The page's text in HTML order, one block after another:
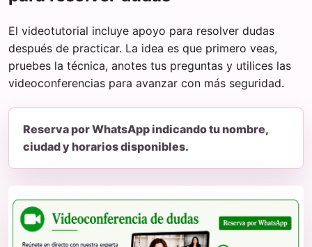
El videotutorial incluye apoyo para resolver dudas
después de practicar. La idea es que primero veas,
pruebes la técnica, anotes tus preguntas y utilices las
videoconferencias para avanzar con más seguridad.
Reserva por WhatsApp indicando tu nombre,
ciudad y horarios disponibles.